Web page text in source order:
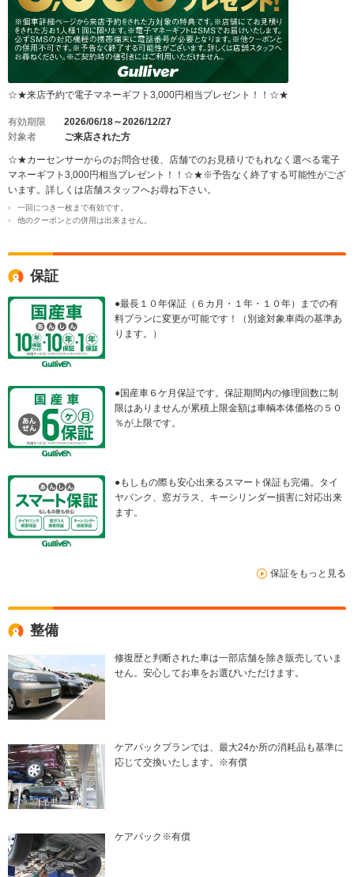
☆★来店予約で電子マネーギフト3,000円相当プレゼント！！☆★
有効期限
2026/06/18～2026/12/27
対象者
ご来店された方
☆★カーセンサーからのお問合せ後、店舗でのお見積りでもれなく選べる電子
マネーギフト3,000円相当プレゼント！！☆★※予告なく終了する可能性がござ
います。詳しくは店舗スタッフへお尋ね下さい。
一回につき一枚まで有効です。
他のクーポンとの併用は出来ません。
保証
●最長１０年保証（６カ月・１年・１０年）までの有
料プランに変更が可能です！（別途対象車両の基準あ
ります。）
●国産車６ケ月保証です。保証期間内の修理回数に制
限はありませんが累積上限金額は車輌本体価格の５０
％が上限です。
●もしもの際も安心出来るスマート保証も完備。タイ
ヤパンク、窓ガラス、キーシリンダー損害に対応出来
ます。
保証をもっと見る
整備
修復歴と判断された車は一部店舗を除き販売していま
せん。安心してお車をお選びいただけます。
ケアパックプランでは、最大24か所の消耗品も基準に
応じて交換いたします。※有償
ケアパック※有償